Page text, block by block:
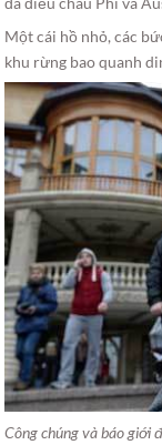
Một cái hồ nhỏ, các
khu rừng bao quanh
Công chúng và báo